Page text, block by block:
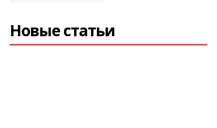
Новые статьи